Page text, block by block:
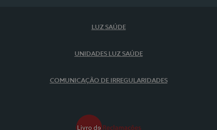
LUZ SAÚDE
UNIDADES LUZ SAÚDE
COMUNICAÇÃO DE IRREGULARIDADES